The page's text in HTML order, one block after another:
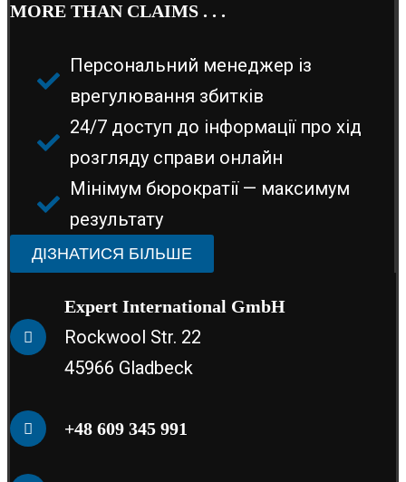
MORE THAN CLAIMS . . .
Персональний менеджер із
врегулювання збитків
24/7 доступ до інформації про хід
розгляду справи онлайн
Мінімум бюрократії — максимум
результату
ДІЗНАТИСЯ БІЛЬШЕ
Expert International GmbH
Rockwool Str. 22
45966 Gladbeck
+48 609 345 991